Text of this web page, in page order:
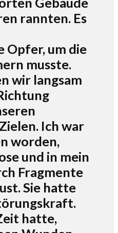
rannten. Es
Opfer, um die
musste.
wir langsam
Ich war
worden,
und in mein
Fragmente
Sie hatte
hatte,